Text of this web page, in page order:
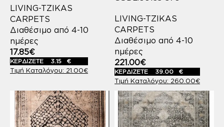
LIVING-TZIKAS
CARPETS
Διαθέσιμο από 4-10
ημέρες
21.00€
17.85€
ΚΕΡΔΙΖΕΤΕ 3.15 €
LIVING-TZIKAS
CARPETS
Διαθέσιμο από 4-10
ημέρες
260.00€
221.00€
ΚΕΡΔΙΖΕΤΕ 39.00 €